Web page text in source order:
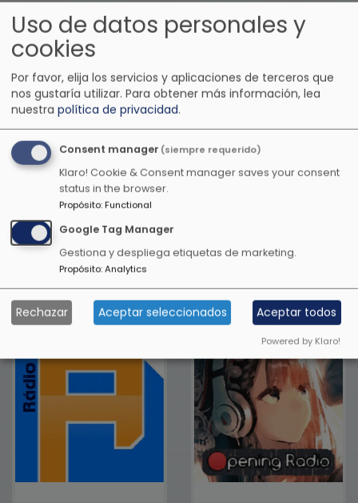
Otras emisoras de música
anime
Uso de datos personales y
cookies
Por favor, elija los servicios y aplicaciones de terceros que
nos gustaría utilizar. Para obtener más información, lea
nuestra política de privacidad.
Consent manager (siempre requerido)
Klaro! Cookie & Consent manager saves your consent
status in the browser.
Propósito:Functional
Google Tag Manager
Gestiona y despliega etiquetas de marketing.
Propósito:Analytics
Rechazar Aceptar seleccionados Aceptar todos
Powered by Klaro!